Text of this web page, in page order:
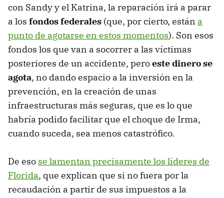
con Sandy y el Katrina, la reparación irá a parar
a los fondos federales (que, por cierto, están a
punto de agotarse en estos momentos). Son esos
fondos los que van a socorrer a las víctimas
posteriores de un accidente, peroeste dinero se
agota, no dando espacio a la inversión en la
prevención, en la creación de unas
infraestructuras más seguras, que es lo que
habría podido facilitar que el choque de Irma,
cuando suceda, sea menos catastrófico.
De eso se lamentan precisamente los líderes de
Florida, que explican que si no fuera por la
recaudación a partir de sus impuestos a la